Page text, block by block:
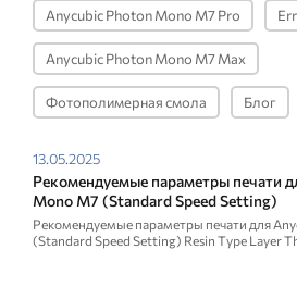
Anycubic Photon Mono M7 Pro
Anycubic Photon Mono M7 Max
Фотополимерная смола Блог
Рекомендуемые параметры печати
Mono M7 (Standard Speed ​​Setting)
13.05.2025
Рекомендуемые параметры печати для
(Standard Speed ​​Setting) Resin Type Layer